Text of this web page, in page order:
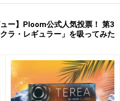
場合、ノートPCのUSB端子
カードスロットなどに接
ートPC（デスクトップPC
になる。一部PDA（携帯情
デルもあるが、当然ニンテン
ュー】Ploom公式人気投票！ 第3
ラ・レギュラー」を吸ってみた